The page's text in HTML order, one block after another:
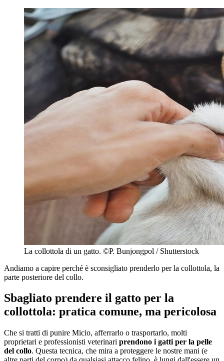
La collottola di un gatto. ©P. Bunjongpol / Shutterstock
Andiamo a capire perché è sconsigliato prenderlo per la collottola, la
parte posteriore del collo.
Sbagliato prendere il gatto per la
collottola: pratica comune, ma pericolosa
Che si tratti di punire Micio, afferrarlo o trasportarlo, molti
proprietari e professionisti veterinari prendono i gatti per la pelle
del collo. Questa tecnica, che mira a proteggere le nostre mani (e